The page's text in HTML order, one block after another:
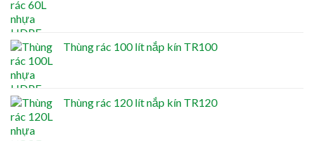
Thùng rác 100 lít nắp kín TR100
Thùng rác 120 lít nắp kín TR120